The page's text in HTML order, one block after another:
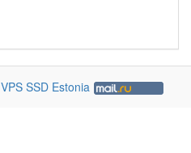
VPS SSD Estonia